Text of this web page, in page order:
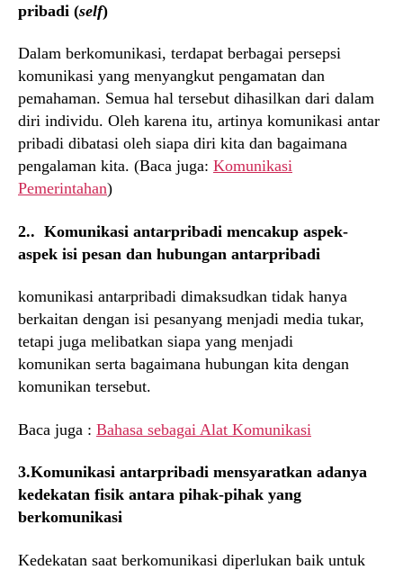
pribadi (self)
Dalam berkomunikasi, terdapat berbagai persepsi
komunikasi yang menyangkut pengamatan dan
pemahaman. Semua hal tersebut dihasilkan dari dalam
diri individu. Oleh karena itu, artinya komunikasi antar
pribadi dibatasi oleh siapa diri kita dan bagaimana
pengalaman kita. (Baca juga: Komunikasi
Pemerintahan)
2.. Komunikasi antarpribadi mencakup aspek-
aspek isi pesan dan hubungan antarpribadi
komunikasi antarpribadi dimaksudkan tidak hanya
berkaitan dengan isi pesanyang menjadi media tukar,
tetapi juga melibatkan siapa yang menjadi
komunikan serta bagaimana hubungan kita dengan
komunikan tersebut.
Baca juga : Bahasa sebagai Alat Komunikasi
3.Komunikasi antarpribadi mensyaratkan adanya
kedekatan fisik antara pihak-pihak yang
berkomunikasi
Kedekatan saat berkomunikasi diperlukan baik untuk